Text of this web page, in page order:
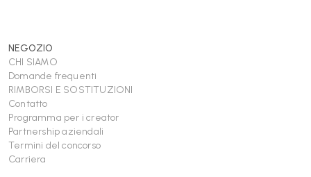
NEGOZIO
CHI SIAMO
Domande frequenti
RIMBORSI E SOSTITUZIONI
Contatto
Programma per i creator
Partnership aziendali
Termini del concorso
Carriera